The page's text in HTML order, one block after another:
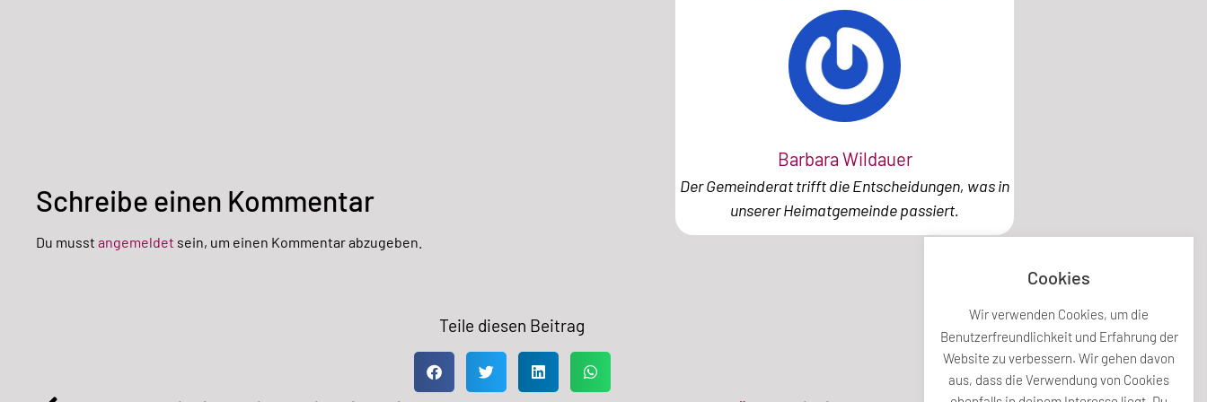
Schreibe einen Kommentar
Du musst angemeldet sein, um einen Kommentar abzugeben.
Barbara Wildauer
Der Gemeinderat trifft die Entscheidungen, was in
unserer Heimatgemeinde passiert.
Teile diesen Beitrag
Cookies
Wir verwenden Cookies, um die
Benutzerfreundlichkeit und Erfahrung der
Website zu verbessern. Wir gehen davon
aus, dass die Verwendung von Cookies